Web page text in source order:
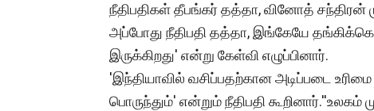
நீதிபதிகள் தீபங்கர் தத்தா, வினோத் சந்திரன்
அப்போது நீதிபதி தத்தா, இங்கேயே
இருக்கிறது' என்று கேள்வி எழுப்பினார்.
'இந்தியாவில் வசிப்பதற்கான அடிப்படை உரிமை
பொருந்தும்' என்றும் நீதிபதி கூறினார்.''உலகம்